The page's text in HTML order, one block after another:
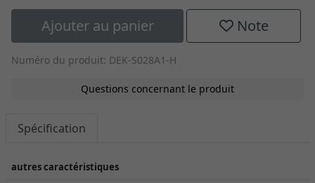
Ajouter au panier Note
Numéro du produit: DEK-S028A1-H
Questions concernant le produit
Spécification
autres caractéristiques